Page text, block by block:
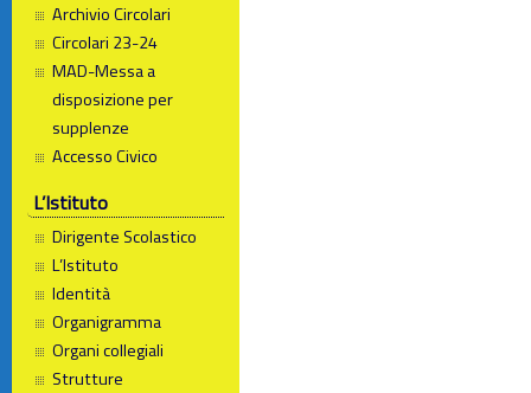
Archivio Circolari
Circolari 23-24
MAD-Messa a
disposizione per
supplenze
Accesso Civico
L’Istituto
Dirigente Scolastico
L’Istituto
Identità
Organigramma
Organi collegiali
Strutture